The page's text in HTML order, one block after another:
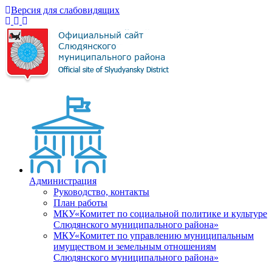
Версия для слабовидящих
Администрация
Руководство, контакты
План работы
МКУ«Комитет по социальной политике и культуре
Слюдянского муниципального района»
МКУ«Комитет по управлению муниципальным
имуществом и земельным отношениям
Слюдянского муниципального района»